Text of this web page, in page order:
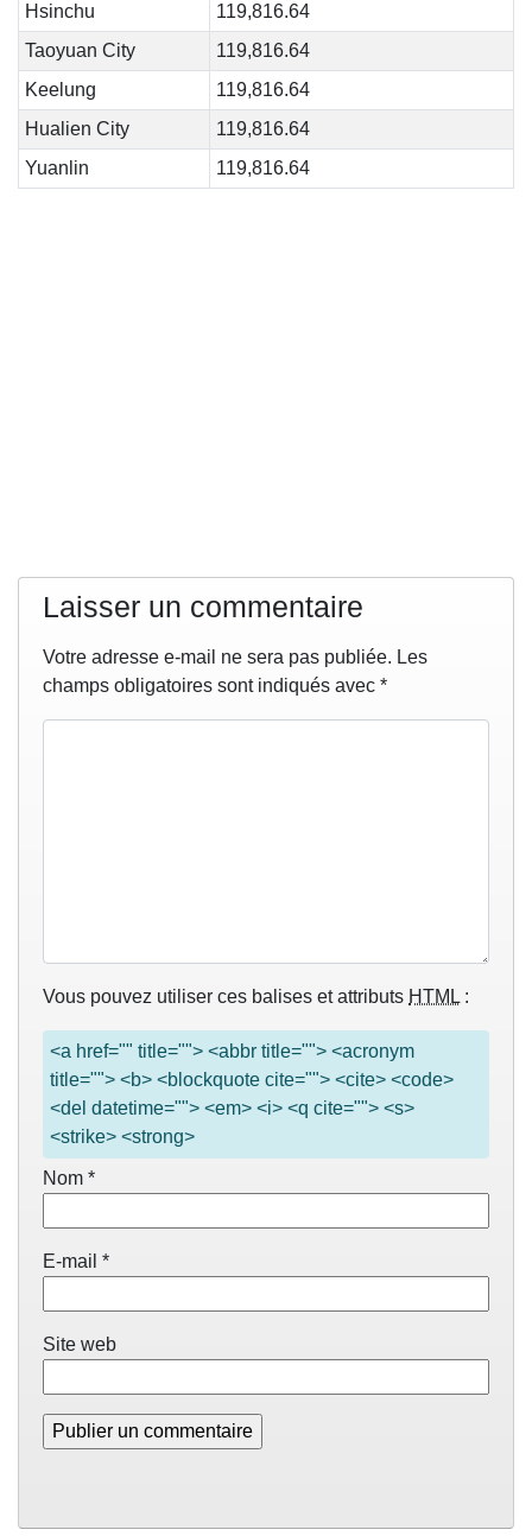
Hsinchu
119,816.64
Taoyuan City
119,816.64
Keelung
119,816.64
Hualien City
119,816.64
Yuanlin
119,816.64
Laisser un commentaire
Votre adresse e-mail ne sera pas publiée. Les
champs obligatoires sont indiqués avec *
Vous pouvez utiliser ces balises et attributs HTML :
<a href="" title=""> <abbr title=""> <acronym
title=""> <b> <blockquote cite=""> <cite> <code>
<del datetime=""> <em> <i> <q cite=""> <s>
<strike> <strong>
Nom *
E-mail *
Site web